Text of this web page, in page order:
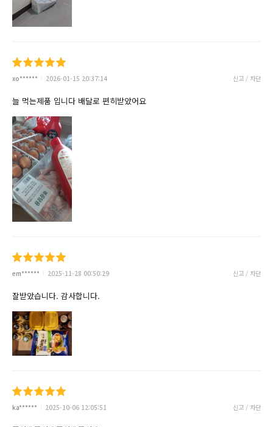
xo****** 2026-01-15 20:37:14 신고 / 차단
늘 먹는제품 입니다 배달로 편히받았어요
em****** 2025-11-28 00:50:29 신고 / 차단
잘받았습니다. 감사합니다.
ka****** 2025-10-06 12:05:51 신고 / 차단